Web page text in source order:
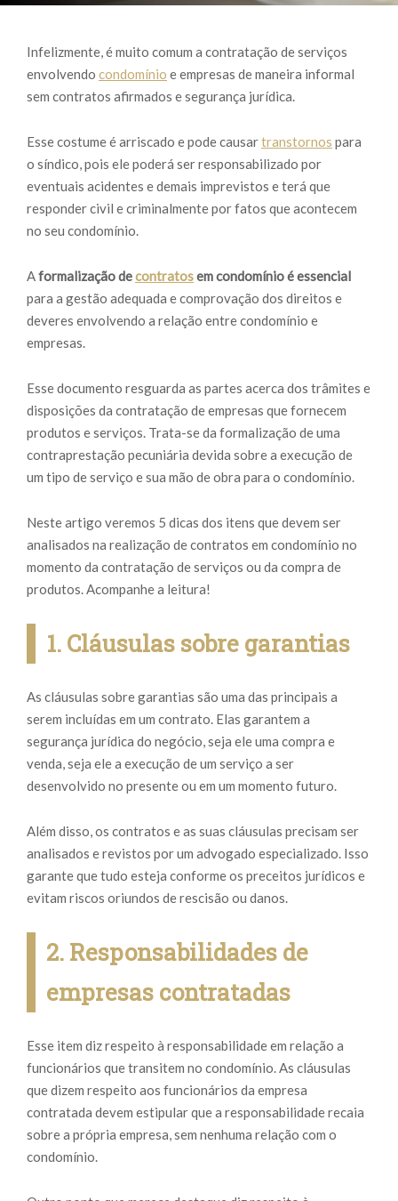
Infelizmente, é muito comum a contratação de serviços
envolvendo condomínio e empresas de maneira informal
sem contratos afirmados e segurança jurídica.
Esse costume é arriscado e pode causartranstornos para
o síndico, pois ele poderá ser responsabilizado por
eventuais acidentes e demais imprevistos e terá que
responder civil e criminalmente por fatos que acontecem
no seu condomínio.
Aformalização decontratosem condomínio é essencial
para a gestão adequada e comprovação dos direitos e
deveres envolvendo a relação entre condomínio e
empresas.
Esse documento resguarda as partes acerca dos trâmites e
disposições da contratação de empresas que fornecem
produtos e serviços. Trata-se da formalização de uma
contraprestação pecuniária devida sobre a execução de
um tipo de serviço e sua mão de obra para o condomínio.
Neste artigo veremos 5 dicas dos itens que devem ser
analisados na realização de contratos em condomínio no
momento da contratação de serviços ou da compra de
produtos. Acompanhe a leitura!
1. Cláusulas sobre garantias
As cláusulas sobre garantias são uma das principais a
serem incluídas em um contrato. Elas garantem a
segurança jurídica do negócio, seja ele uma compra e
venda, seja ele a execução de um serviço a ser
desenvolvido no presente ou em um momento futuro.
Além disso, os contratos e as suas cláusulas precisam ser
analisados e revistos por um advogado especializado. Isso
garante que tudo esteja conforme os preceitos jurídicos e
evitam riscos oriundos de rescisão ou danos.
2. Responsabilidades de
empresas contratadas
Esse item diz respeito à responsabilidade em relação a
funcionários que transitem no condomínio. As cláusulas
que dizem respeito aos funcionários da empresa
contratada devem estipular que a responsabilidade recaia
sobre a própria empresa, sem nenhuma relação com o
condomínio.